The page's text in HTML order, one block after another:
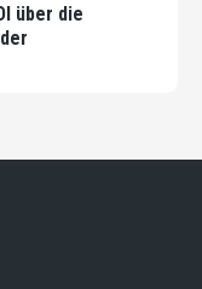
über die